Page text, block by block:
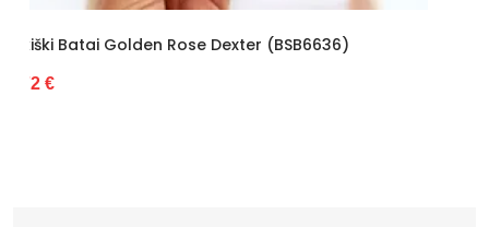
Šilti Vaikiški Batai (BSB6847)